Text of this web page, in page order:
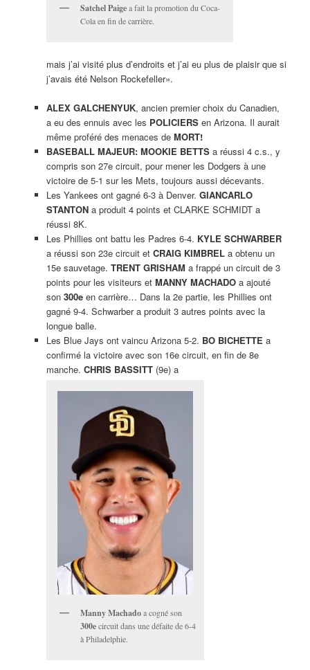
Satchel Paigea fait la promotion du Coca-
Cola en fin de carrière.
mais j’ai visité plus d’endroits et j’ai eu plus de plaisir que si
j’avais été Nelson Rockefeller».
ALEX GALCHENYUK, ancien premier choix du Canadien,
a eu des ennuis avec les POLICIERSen Arizona. Il aurait
même proféré des menaces de MORT!
BASEBALL MAJEUR: MOOKIE BETTS a réussi 4 c.s., y
compris son 27e circuit, pour mener les Dodgers à une
victoire de 5-1 sur les Mets, toujours aussi décevants.
Les Yankees ont gagné 6-3 à Denver. GIANCARLO
STANTONa produit 4 points et CLARKE SCHMIDT a
réussi 8K.
Les Phillies ont battu les Padres 6-4. KYLE SCHWARBER
a réussi son 23e circuit et CRAIG KIMBRELa obtenu un
15e sauvetage. TRENT GRISHAM a frappé un circuit de 3
points pour les visiteurs et MANNY MACHADOa ajouté
son 300een carrière… Dans la 2e partie, les Phillies ont
gagné 9-4. Schwarber a produit 3 autres points avec la
longue balle.
Les Blue Jays ont vaincu Arizona 5-2. BO BICHETTE a
confirmé la victoire avec son 16e circuit, en fin de 8e
manche. CHRIS BASSITT(9e) a
Manny Machadoa cogné son
300ecircuit dans une défaite de 6-4
à Philadelphie.